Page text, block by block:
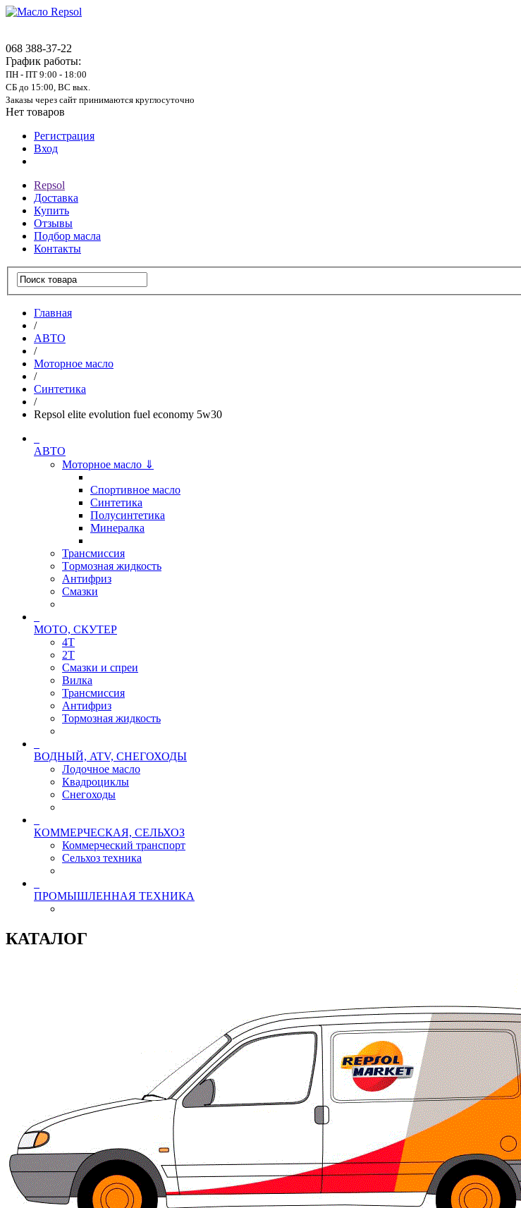
068 388-37-22
График работы:
ПН - ПТ 9:00 - 18:00
СБ до 15:00, ВС вых.
Заказы через сайт принимаются круглосуточно
Нет товаров
Регистрация
Вход
Repsol
Доставка
Купить
Отзывы
Подбор масла
Контакты
Главная
/
АВТО
/
Моторное масло
/
Синтетика
/
Repsol elite evolution fuel economy 5w30
АВТО
Моторное масло ⇓
Спортивное масло
Синтетика
Полусинтетика
Минералка
Трансмиссия
Tормозная жидкость
Антифриз
Смазки
МОТО, СКУТЕР
4T
2T
Смазки и спреи
Вилка
Трансмиссия
Антифриз
Тормозная жидкость
ВОДНЫЙ, ATV, СНЕГОХОДЫ
Лодочное масло
Квадроциклы
Снегоходы
КОММЕРЧЕСКАЯ, СЕЛЬХОЗ
Коммерческий транспорт
Сельхоз техника
ПРОМЫШЛЕННАЯ ТЕХНИКА
КАТАЛОГ